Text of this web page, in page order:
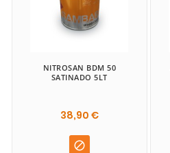
NITROSAN BDM 50
SATINADO 5LT
38,90 €
